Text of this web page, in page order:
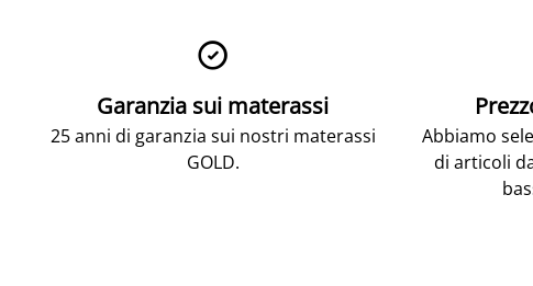

Garanzia sui materassi
25 anni di garanzia sui nostri materassi
GOLD.
Abbiamo
di articoli